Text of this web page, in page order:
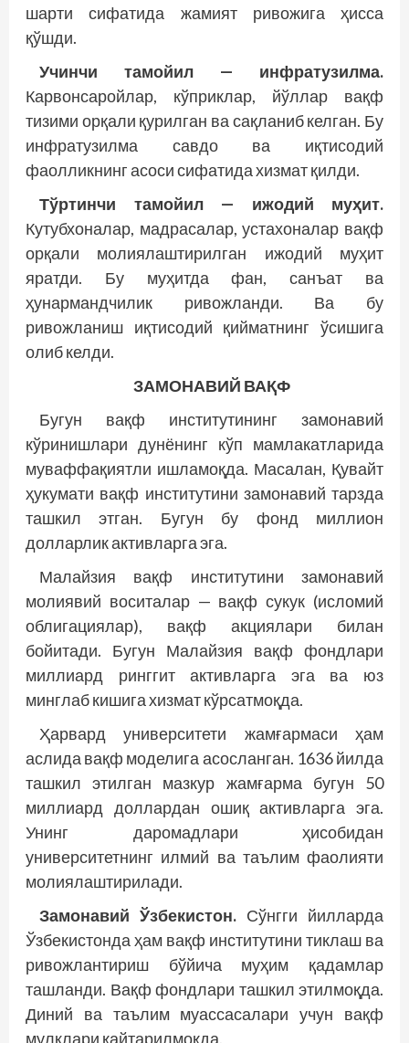
шарти сифатида жамият ривожига ҳисса
қўшди.
Учинчи тамойил — инфратузилма.
Карвонсаройлар, кўприклар, йўллар вақф
тизими орқали қурилган ва сақланиб келган. Бу
инфратузилма савдо ва иқтисодий
фаолликнинг асоси сифатида хизмат қилди.
Тўртинчи тамойил — ижодий муҳит.
Кутубхоналар, мадрасалар, устахоналар вақф
орқали молиялаштирилган ижодий муҳит
яратди. Бу муҳитда фан, санъат ва
ҳунармандчилик ривожланди. Ва бу
ривожланиш иқтисодий қийматнинг ўсишига
олиб келди.
ЗАМОНАВИЙ ВАҚФ
Бугун вақф институтининг замонавий
кўринишлари дунёнинг кўп мамлакатларида
муваффақиятли ишламоқда. Масалан, Қувайт
ҳукумати вақф институтини замонавий тарзда
ташкил этган. Бугун бу фонд миллион
долларлик активларга эга.
Малайзия вақф институтини замонавий
молиявий воситалар — вақф сукук (исломий
облигациялар), вақф акциялари билан
бойитади. Бугун Малайзия вақф фондлари
миллиард ринггит активларга эга ва юз
минглаб кишига хизмат кўрсатмоқда.
Ҳарвард университети жамғармаси ҳам
аслида вақф моделига асосланган. 1636 йилда
ташкил этилган мазкур жамғарма бугун 50
миллиард доллардан ошиқ активларга эга.
Унинг даромадлари ҳисобидан
университетнинг илмий ва таълим фаолияти
молиялаштирилади.
Замонавий Ўзбекистон. Сўнгги йилларда
Ўзбекистонда ҳам вақф институтини тиклаш ва
ривожлантириш бўйича муҳим қадамлар
ташланди. Вақф фондлари ташкил этилмоқда.
Диний ва таълим муассасалари учун вақф
мулклари қайтарилмоқда.